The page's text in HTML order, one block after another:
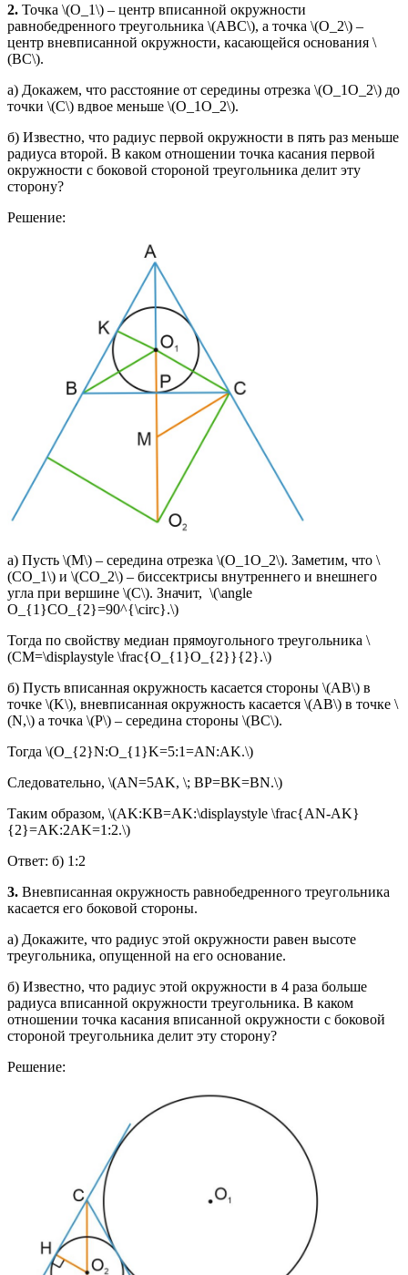
2. Точка \(O_1\) – центр вписанной окружности
равнобедренного треугольника \(ABC\), а точка \(O_2\) –
центр вневписанной окружности, касающейся основания \
(BC\).
а) Докажем, что расстояние от середины отрезка \(O_1O_2\) до
точки \(C\) вдвое меньше \(O_1O_2\).
б) Известно, что радиус первой окружности в пять раз меньше
радиуса второй. В каком отношении точка касания первой
окружности с боковой стороной треугольника делит эту
сторону?
Решение:
а) Пусть \(M\) – середина отрезка \(O_1O_2\). Заметим, что \
(CO_1\) и \(CO_2\) – биссектрисы внутреннего и внешнего
угла при вершине \(C\). Значит, \(\angle
O_{1}CO_{2}=90^{\circ}.\)
Тогда по свойству медиан прямоугольного треугольника \
(CM=\displaystyle \frac{O_{1}O_{2}}{2}.\)
б) Пусть вписанная окружность касается стороны \(AB\) в
точке \(K\), вневписанная окружность касается \(AB\) в точке \
(N,\) а точка \(P\) – середина стороны \(BC\).
Тогда \(O_{2}N:O_{1}K=5:1=AN:AK.\)
Следовательно, \(AN=5AK, \; BP=BK=BN.\)
Таким образом, \(AK:KB=AK:\displaystyle \frac{AN-AK}
{2}=AK:2AK=1:2.\)
Ответ: б) 1:2
3. Вневписанная окружность равнобедренного треугольника
касается его боковой стороны.
а) Докажите, что радиус этой окружности равен высоте
треугольника, опущенной на его основание.
б) Известно, что радиус этой окружности в 4 раза больше
радиуса вписанной окружности треугольника. В каком
отношении точка касания вписанной окружности с боковой
стороной треугольника делит эту сторону?
Решение: